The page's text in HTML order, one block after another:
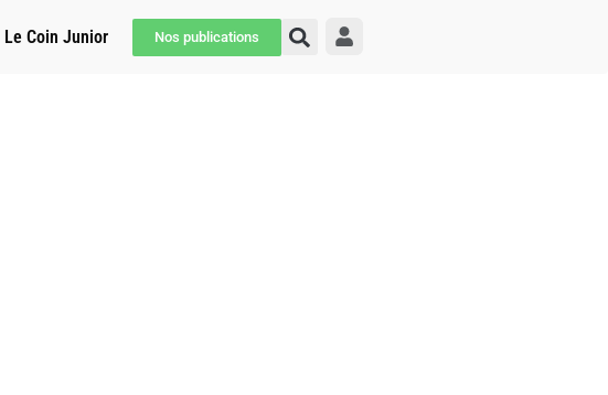
Le Coin Junior Nos publications